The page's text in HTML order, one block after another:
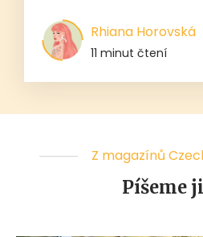
Rhiana Horovská
11 minut čtení
Z magazínů
Píšeme